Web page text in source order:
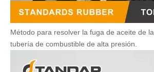
Método para resolver la fuga de aceite de la
tubería de combustible de alta presión.